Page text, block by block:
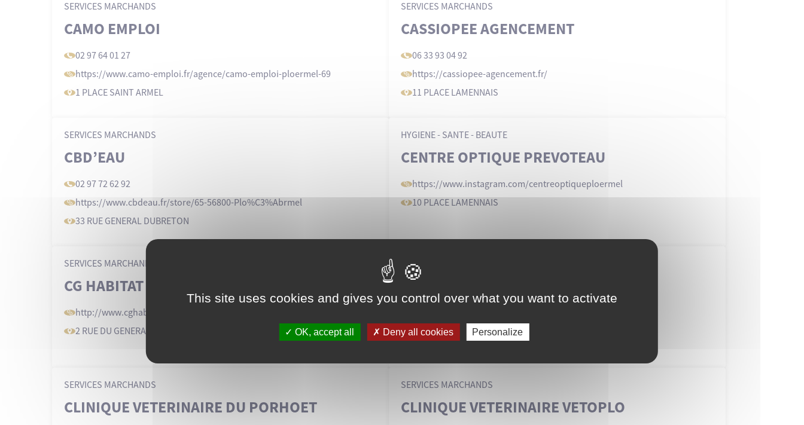
SERVICES MARCHANDS
CAMO EMPLOI
02 97 64 01 27
https://www.camo-emploi.fr/agence/camo-emploi-ploermel-69
1 PLACE SAINT ARMEL
SERVICES MARCHANDS
CASSIOPEE AGENCEMENT
06 33 93 04 92
https://cassiopee-agencement.fr/
11 PLACE LAMENNAIS
SERVICES MARCHANDS
CBD’EAU
02 97 72 62 92
https://www.cbdeau.fr/store/65-56800-Plo%C3%Abrmel
33 RUE GENERAL DUBRETON
HYGIENE - SANTE - BEAUTE
CENTRE OPTIQUE PREVOTEAU
https://www.instagram.com/centreoptiqueploermel
10 PLACE LAMENNAIS
SERVICES MARCHANDS
CG HABITAT
http://www.cghabitat
2 RUE DU GENERAL LECLERC
EQUIPEMENT DE LA PERSONNE
CHEZ ALEX
100032306992428/
3 RUE DES FRANCS BOURGEOIS
SERVICES MARCHANDS
CLINIQUE VETERINAIRE DU PORHOET
SERVICES MARCHANDS
CLINIQUE VETERINAIRE VETOPLO
This site uses cookies and gives you control over what you want to activate
OK, accept all Deny all cookies Personalize